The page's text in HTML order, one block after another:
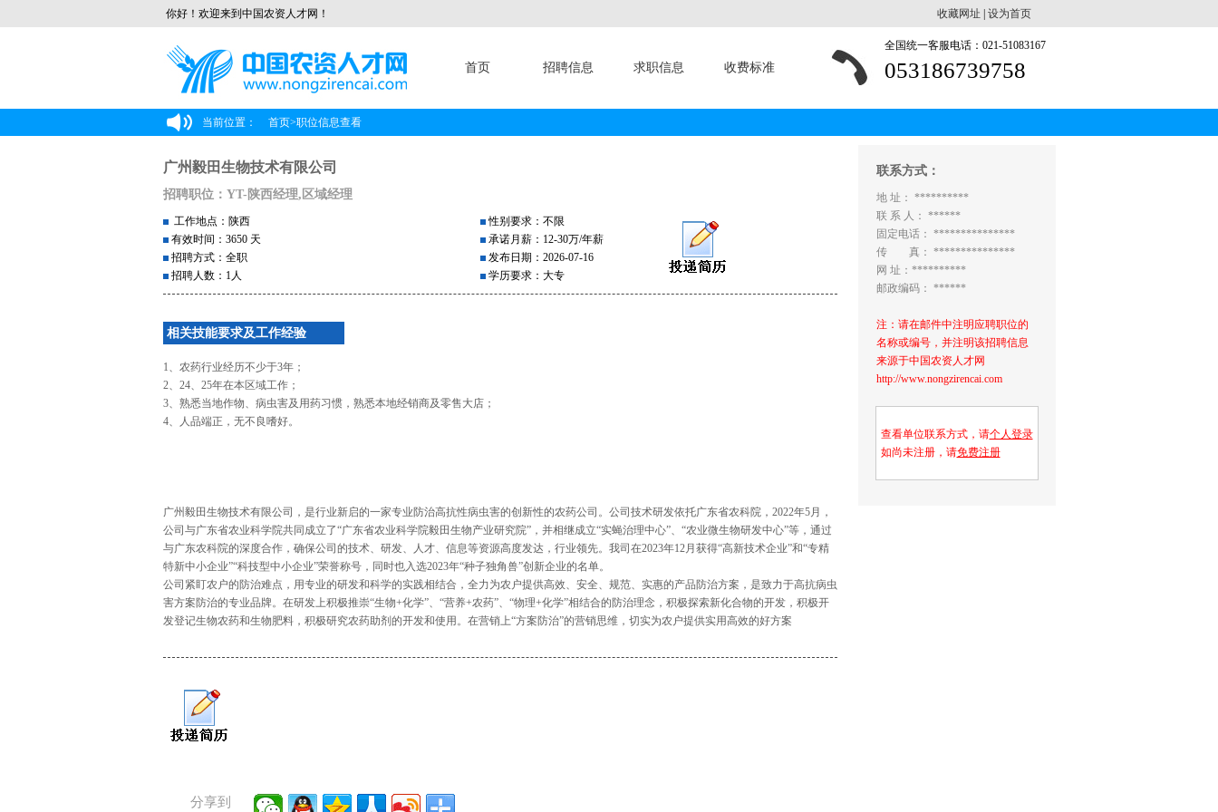
你好！欢迎来到中国农资人才网！ 收藏网址 设为首页
首页 招聘信息 求职信息 收费标准
全国统一客服电话：021-51083167
053186739758
当前位置： 首页>职位信息查看
广州毅田生物技术有限公司
招聘职位：YT-陕西经理,区域经理
工作地点：陕西
有效时间：3650 天
招聘方式：全职
招聘人数：1人
性别要求：不限
承诺月薪：12-30万/年薪
发布日期：2026-07-16
学历要求：大专
相关技能要求及工作经验
1、农药行业经历不少于3年；
2、24、25年在本区域工作；
3、熟悉当地作物、病虫害及用药习惯，熟悉本地经销商及零售大店；
4、人品端正，无不良嗜好。
广州毅田生物技术有限公司，是行业新启的一家专业防治高抗性病虫害的创新性的农药公司。公司技术研发依托广东省农科院，2022年5月，
公司与广东省农业科学院共同成立了“广东省农业科学院毅田生物产业研究院”，并相继成立“实蝇治理中心”、“农业微生物研发中心”等，通过
与广东农科院的深度合作，确保公司的技术、研发、人才、信息等资源高度发达，行业领先。我司在2023年12月获得“高新技术企业”和“专精
特新中小企业”“科技型中小企业”荣誉称号，同时也入选2023年“种子独角兽”创新企业的名单。
公司紧盯农户的防治难点，用专业的研发和科学的实践相结合，全力为农户提供高效、安全、规范、实惠的产品防治方案，是致力于高抗病虫
害方案防治的专业品牌。在研发上积极推崇“生物+化学”、“营养+农药”、“物理+化学”相结合的防治理念，积极探索新化合物的开发，积极开
发登记生物农药和生物肥料，积极研究农药助剂的开发和使用。在营销上“方案防治”的营销思维，切实为农户提供实用高效的好方案
分享到
联系方式：
地 址： **********
联 系 人： ******
固定电话： ***************
传 真： ***************
网 址：**********
邮政编码： ******
注：请在邮件中注明应聘职位的
名称或编号，并注明该招聘信息
来源于中国农资人才网
http://www.nongzirencai.com
查看单位联系方式，请个人登录
如尚未注册，请免费注册